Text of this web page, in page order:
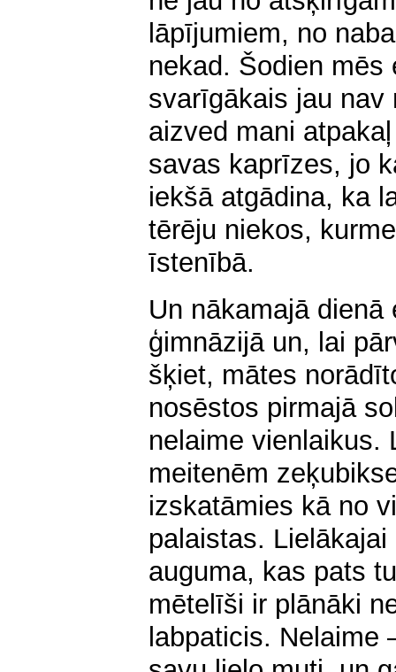
lāpījumiem, no
nekad. Šodien mēs
svarīgākais jau nav
aizved mani
savas kaprīzes, jo
iekšā atgādina, ka
tērēju niekos,
īstenībā.
Un nākamajā
ģimnāzijā un, lai
šķiet, mātes
nosēstos pirmajā
nelaime vienlaikus.
meitenēm
izskatāmies kā no
palaistas.
auguma, kas pats
mētelīši ir plānāki
labpaticis. Nelaime